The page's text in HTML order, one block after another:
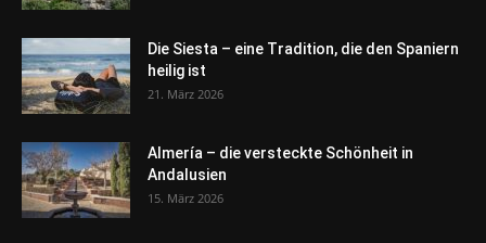
Die Siesta – eine Tradition, die den Spaniern
heilig ist
21. März 2026
Almería – die versteckte Schönheit in
Andalusien
15. März 2026